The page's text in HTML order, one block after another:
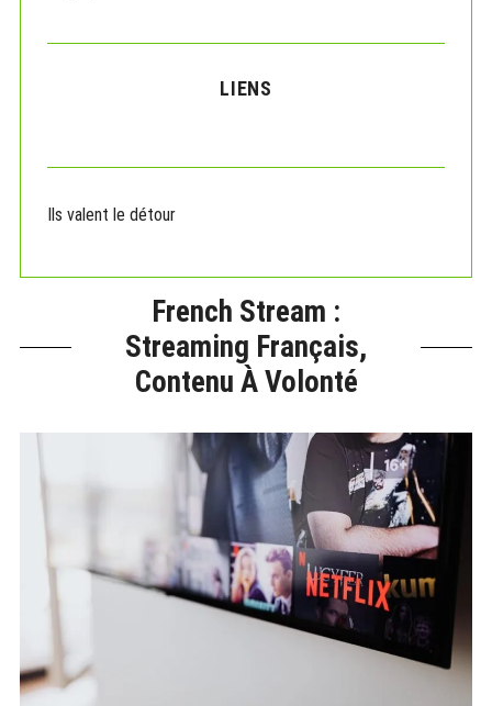
LIENS
Ils valent le détour
French Stream :
Streaming Français,
Contenu À Volonté